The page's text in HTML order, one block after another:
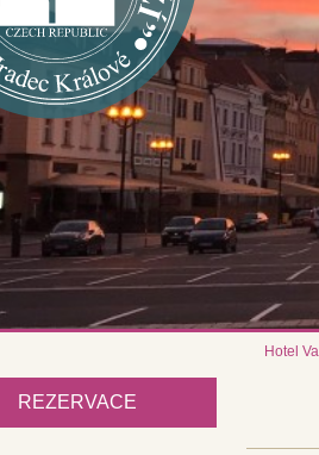
Hotel
REZERVACE